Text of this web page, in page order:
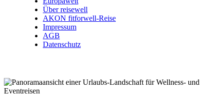
Über reisewell
AKON fitforwell-Reise
Impressum
AGB
Datenschutz